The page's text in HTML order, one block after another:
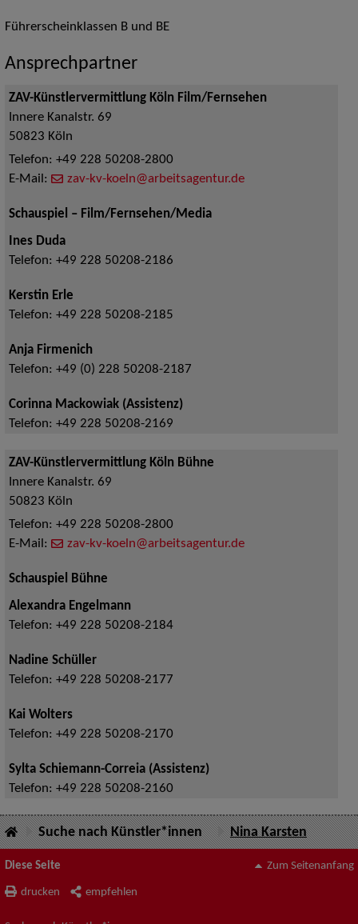
Führerscheinklassen B und BE
Ansprechpartner
ZAV-Künstlervermittlung Köln Film/Fernsehen
Innere Kanalstr. 69
50823 Köln
Telefon: +49 228 50208-2800
E-Mail:
zav-kv-koeln@arbeitsagentur.de
Schauspiel – Film/Fernsehen/Media
Ines Duda
Telefon: +49 228 50208-2186
Kerstin Erle
Telefon: +49 228 50208-2185
Anja Firmenich
Telefon: +49 (0) 228 50208-2187
Corinna Mackowiak (Assistenz)
Telefon: +49 228 50208-2169
ZAV-Künstlervermittlung Köln Bühne
Innere Kanalstr. 69
50823 Köln
Telefon: +49 228 50208-2800
E-Mail:
zav-kv-koeln@arbeitsagentur.de
Schauspiel Bühne
Alexandra Engelmann
Telefon: +49 228 50208-2184
Nadine Schüller
Telefon: +49 228 50208-2177
Kai Wolters
Telefon: +49 228 50208-2170
Sylta Schiemann-Correia (Assistenz)
Telefon: +49 228 50208-2160
Suche nach Künstler*innen Nina Karsten
Diese Seite
drucken empfehlen
Zum Seitenanfang